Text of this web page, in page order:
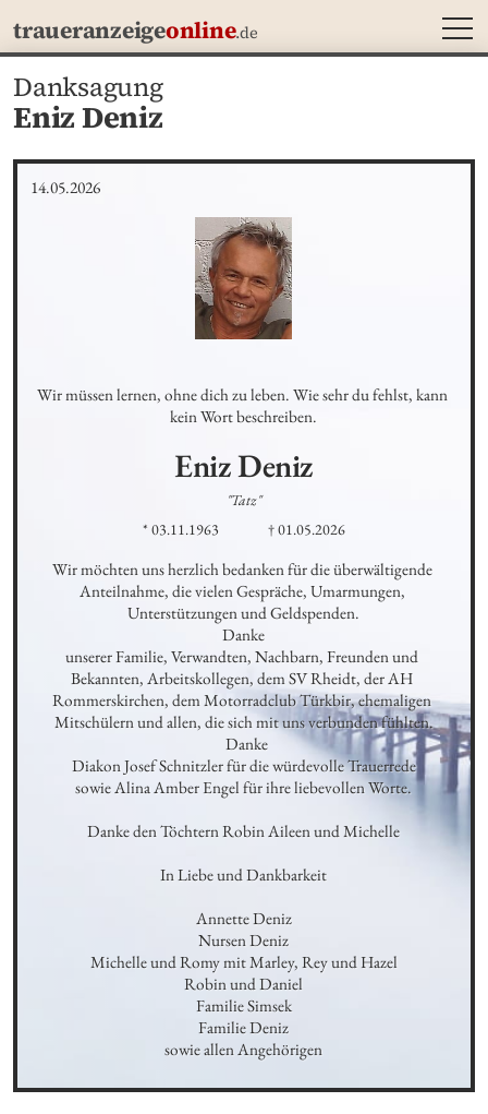
traueranzeigeonline.de
Danksagung
Eniz Deniz
14.05.2026
Wir müssen lernen, ohne dich zu leben. Wie sehr du fehlst, kann
kein Wort beschreiben.
EnizDeniz
"Tatz"
* 03.11.1963
† 01.05.2026
Wir möchten uns herzlich bedanken für die überwältigende
Anteilnahme, die vielen Gespräche, Umarmungen,
Unterstützungen und Geldspenden.
Danke
unserer Familie, Verwandten, Nachbarn, Freunden und
Bekannten, Arbeitskollegen, dem SV Rheidt, der AH
Rommerskirchen, dem Motorradclub Türkbir, ehemaligen
Mitschülern und allen, die sich mit uns verbunden fühlten.
  Danke
Diakon Josef Schnitzler für die würdevolle Trauerrede
sowie Alina Amber Engel für ihre liebevollen Worte.
Danke den Töchtern Robin Aileen und Michelle
In Liebe und Dankbarkeit
Annette Deniz
Nursen Deniz
Michelle und Romy mit Marley, Rey und Hazel
Robin und Daniel
Familie Simsek
Familie Deniz
sowie allen Angehörigen